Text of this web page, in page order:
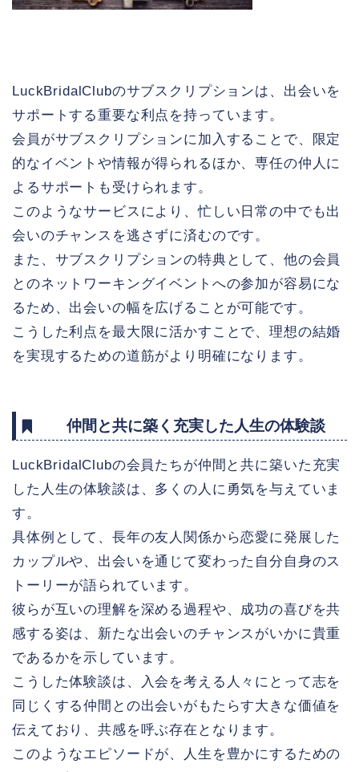
LuckBridalClubのサブスクリプションは、出会いを
サポートする重要な利点を持っています。
会員がサブスクリプションに加入することで、限定
的なイベントや情報が得られるほか、専任の仲人に
よるサポートも受けられます。
このようなサービスにより、忙しい日常の中でも出
会いのチャンスを逃さずに済むのです。
また、サブスクリプションの特典として、他の会員
とのネットワーキングイベントへの参加が容易にな
るため、出会いの幅を広げることが可能です。
こうした利点を最大限に活かすことで、理想の結婚
を実現するための道筋がより明確になります。
仲間と共に築く充実した人生の体験談
LuckBridalClubの会員たちが仲間と共に築いた充実
した人生の体験談は、多くの人に勇気を与えていま
す。
具体例として、長年の友人関係から恋愛に発展した
カップルや、出会いを通じて変わった自分自身のス
トーリーが語られています。
彼らが互いの理解を深める過程や、成功の喜びを共
感する姿は、新たな出会いのチャンスがいかに貴重
であるかを示しています。
こうした体験談は、入会を考える人々にとって志を
同じくする仲間との出会いがもたらす大きな価値を
伝えており、共感を呼ぶ存在となります。
このようなエピソードが、人生を豊かにするための